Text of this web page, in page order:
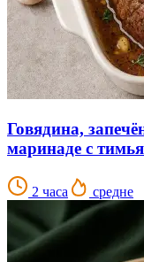
Говядина,
маринаде с
2 часа средне